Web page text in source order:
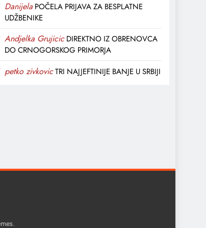
Danijela POČELA PRIJAVA ZA BESPLATNE
UDŽBENIKE
Andjelka Grujicic DIREKTNO IZ OBRENOVCA
DO CRNOGORSKOG PRIMORJA
petko zivkovicTRI NAJJEFTINIJE BANJE U SRBIJI
.